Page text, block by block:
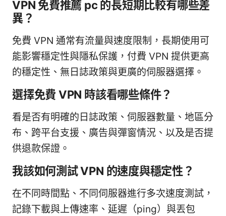
VPN 免費推薦 pc 的長短期比較有哪些差
異？
免費 VPN 通常有流量與速度限制，長期使用可
能影響穩定性與隱私保護，付費 VPN 提供更高
的穩定性、無日誌政策與更廣的伺服器選擇。
選擇免費 VPN 時該看哪些條件？
看是否有明確的日誌政策、伺服器數量、地區分
布、跨平台支援、廣告與彈窗情況、以及是否提
供退款保證。
我該如何測試 VPN 的速度與穩定性？
在不同時間點、不同伺服器進行多次速度測試，
記錄下載與上傳速率、延遲（ping）與丟包